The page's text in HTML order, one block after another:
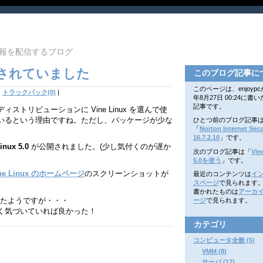
を配信するブログ
れていました
トラックバック(0) |
ストリビューションに Vine Linux を選んで使
という理由ですね。ただし、パッケージが少な
5.0 が公開されました。(少し気付くのが遅か
Linux のホームページのスクリーンショットが
ようですが・・・
づいていれば良かった！
このブログ記事に
このページは、enjoypc
年8月27日 00:24に書い
記事です。
ひとつ前のブログ記事
「 Norton Internet
16.7.2.10 」です。
次のブログ記事は「
5.0を使う 」です。
最近のコンテンツはイ
スページで見られます
書かれたものはアーカ
ージで見られます。
カテゴリ
コンピュータ全般 (5)
VMM (8)